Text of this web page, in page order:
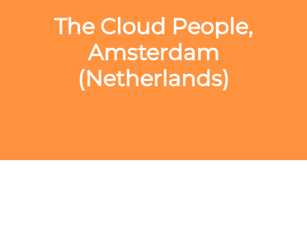
The Cloud People,
Amsterdam
(Netherlands)